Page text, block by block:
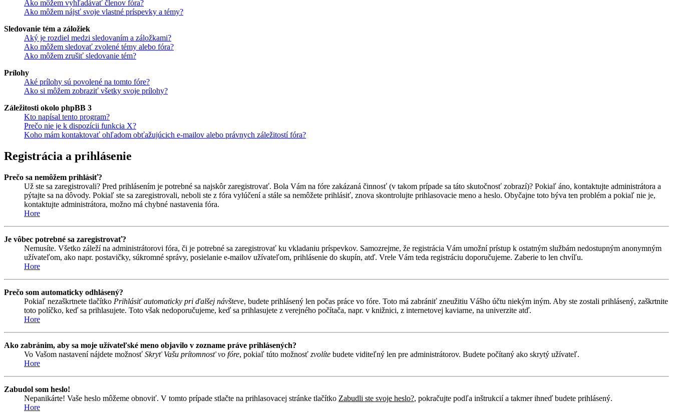
Ako môžem vyhľadávať členov fóra?
Ako môžem nájsť svoje vlastné príspevky a témy?
Sledovanie tém a záložiek
Aký je rozdiel medzi sledovaním a záložkami?
Ako môžem sledovať zvolené témy alebo fóra?
Ako môžem zrušiť sledovanie tém?
Prílohy
Aké prílohy sú povolené na tomto fóre?
Ako si môžem zobraziť všetky svoje prílohy?
Záležitosti okolo phpBB 3
Kto napísal tento program?
Prečo nie je k dispozícii funkcia X?
Koho mám kontaktovať ohľadom obťažujúcich e-mailov alebo právnych záležitostí fóra?
Registrácia a prihlásenie
Prečo sa nemôžem prihlásiť?
Už ste sa zaregistrovali? Pred prihlásením je potrebné sa najskôr zaregistrovať. Bola Vám na fóre zakázaná činnosť (v takom prípade sa táto skutočnosť zobrazí)? Pokiaľ áno, kontaktujte administrátora a
pýtajte sa na dôvody. Pokiaľ ste sa zaregistrovali, neboli ste z fóra vylúčení a stále sa nemôžete prihlásiť, znova skontrolujte prihlasovacie meno a heslo. Obyčajne toto býva ten problém a pokiaľ nie je,
kontaktujte administrátora, možno má chybné nastavenia fóra.
Hore
Je vôbec potrebné sa zaregistrovať?
Nemusíte. Všetko záleží na administrátorovi fóra, či je potrebné sa zaregistrovať ku vkladaniu príspevkov. Samozrejme, že registrácia Vám umožní prístup k ostatným službám nedostupným anonymným
užívateľom, ako napr. postavičky, súkromné správy, posielanie e-mailov užívateľom, prihlásenie do skupín, atď. Vrele Vám teda registráciu doporučujeme. Zaberie to len chvíľu.
Hore
Prečo som automaticky odhlásený?
Pokiaľ nezaškrtnete tlačítko Prihlásiť automaticky pri ďalšej návšteve, budete prihlásený len počas práce vo fóre. Toto má zabrániť zneužitiu Vášho účtu niekým iným. Aby ste zostali prihlásený, zaškrtnite
toto políčko, keď sa prihlasujete. Toto však nedoporučujeme, keď sa prihlasujete z verejného počítača, napr. v knižnici, z internetovej kaviarne, na univerzite atď.
Hore
Ako zabránim, aby sa moje užívateľské meno objavilo v zozname práve prihlásených?
Vo Vašom nastavení nájdete možnosť Skryť Vašu prítomnosť vo fóre, pokiaľ túto možnosť zvolíte budete viditeľný len pre administrátorov. Budete počítaný ako skrytý užívateľ.
Hore
Zabudol som heslo!
Nepanikárte! Vaše heslo môžeme obnoviť. V tomto prípade stlačte na prihlasovacej stránke tlačítko Zabudli ste svoje heslo?, pokračujte podľa inštrukcií a takmer ihneď budete prihlásený.
Hore